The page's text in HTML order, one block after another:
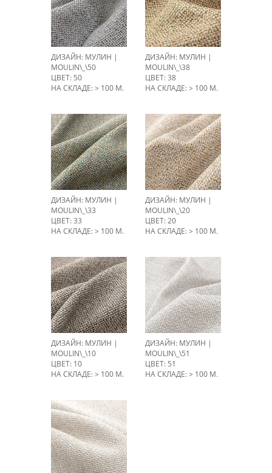
ДИЗАЙН: МУЛИН |
MOULIN\_\50
ЦВЕТ: 50
НА СКЛАДЕ: > 100 М.
ДИЗАЙН: МУЛИН |
MOULIN\_\38
ЦВЕТ: 38
НА СКЛАДЕ: > 100 М.
ДИЗАЙН: МУЛИН |
MOULIN\_\33
ЦВЕТ: 33
НА СКЛАДЕ: > 100 М.
ДИЗАЙН: МУЛИН |
MOULIN\_\20
ЦВЕТ: 20
НА СКЛАДЕ: > 100 М.
ДИЗАЙН: МУЛИН |
MOULIN\_\10
ЦВЕТ: 10
НА СКЛАДЕ: > 100 М.
ДИЗАЙН: МУЛИН |
MOULIN\_\51
ЦВЕТ: 51
НА СКЛАДЕ: > 100 М.